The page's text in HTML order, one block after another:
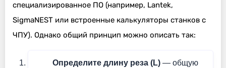
специализированное ПО (например, Lantek,
SigmaNEST или встроенные калькуляторы станков с
ЧПУ). Однако общий принцип можно описать так:
Определите длину реза (L) — общую